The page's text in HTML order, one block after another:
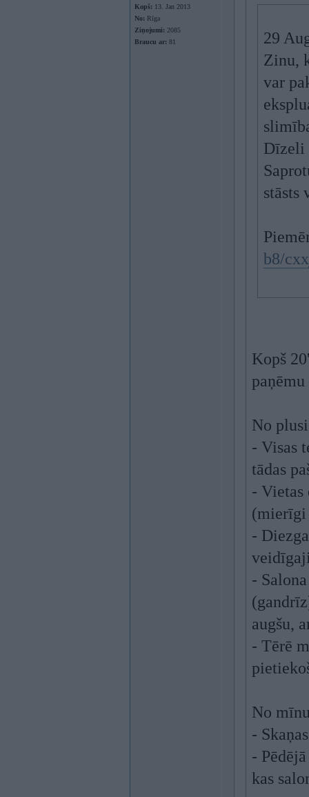
Kopš: 13. Jan 2013
No: Rīga
Ziņojumi: 2085
Braucu ar: 81
29
Zinu,
var
Dīzeli
stāsts
b8/
Kopš
No
- Visas
tādas
- Vietas
-
-
augšu,
- Tērē
No
-
-
kas